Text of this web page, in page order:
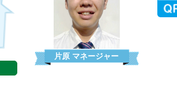
片原 マネージャー